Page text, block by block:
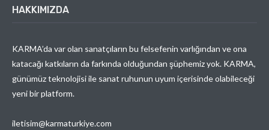
HAKKIMIZDA
KARMA’da var olan sanatçıların bu felsefenin varlığından ve ona
katacağı katkıların da farkında olduğundan şüphemiz yok. KARMA,
günümüz teknolojisi ile sanat ruhunun uyum içerisinde olabileceği
yeni bir platform.
iletisim@karmaturkiye.com